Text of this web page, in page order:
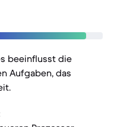
beeinflusst die
Aufgaben, das